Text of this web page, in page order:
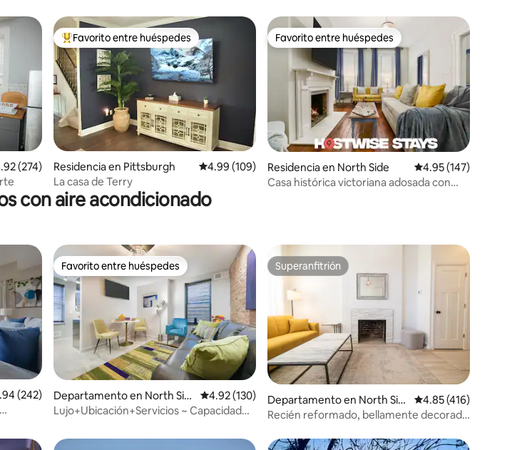
promedio: 4.92 de 5; 274 evaluaciones
(274)
De los mejores en Favorito entre huéspedes
Favorito entre huéspedes
Residencia en Pittsburgh Calificación promedio: 4.99 de 5; 109 evaluaciones
4.99 (109)
La casa de Terry
Favorito entre huéspedes
Favorito entre huéspedes
Residencia en North Side Calificación promedio:
4.95 (147)
Casa histórica victoriana adosada con
con aire acondicionado
promedio: 4.94 de 5; 242 evaluaciones
(242)
Favorito entre huéspedes
Favorito entre huéspedes
Departamento en North Sid
e
Calificación promedio: 4.92 de 5; 130 evaluaciones
4.92 (130)
Lujo+Ubicación+Servicios ~ Capacidad
Superanfitrión
Superanfitrión
Departamento en North Sid
e
Calificación promedio:
4.85 (416)
Recién reformado, bellamente decorado